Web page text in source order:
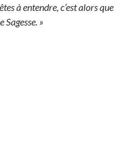
à entendre, c’est alors que
»